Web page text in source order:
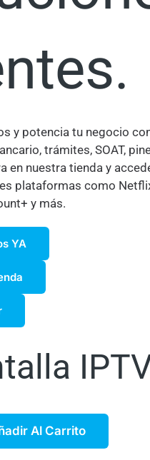
y potencia tu negocio
trámites, SOAT,
en nuestra tienda y
plataformas como
y más.
YA
Al Carrito